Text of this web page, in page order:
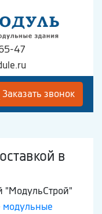
47
Заказать звонок
в
"МодульСтрой"
модульные